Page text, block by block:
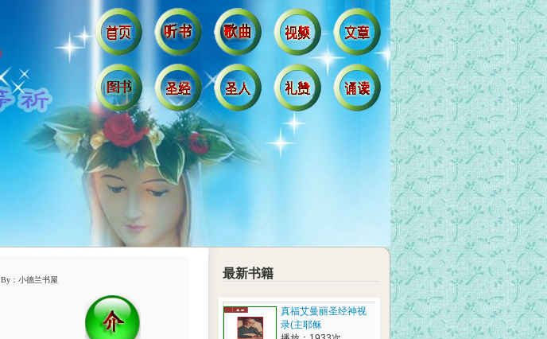
By：小德兰书屋 最新书籍
真福艾曼丽圣经神视
录(主耶稣